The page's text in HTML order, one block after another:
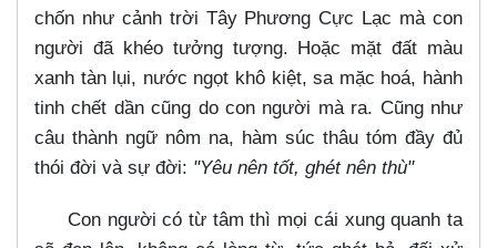
chốn như cảnh trời Tây Phương Cực Lạc mà con
người đã khéo tưởng tượng. Hoặc mặt đất màu
xanh tàn lụi, nước ngọt khô kiệt, sa mặc hoá, hành
tinh chết dần cũng do con người mà ra. Cũng như
câu thành ngữ nôm na, hàm súc thâu tóm đầy đủ
thói đời và sự đời: "Yêu nên tốt, ghét nên thù"
Con người có từ tâm thì mọi cái xung quanh ta